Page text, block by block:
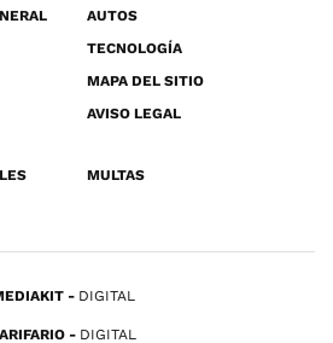
AUTOS
TECNOLOGÍA
MAPA DEL SITIO
AVISO LEGAL
MULTAS
DIGITAL
DIGITAL